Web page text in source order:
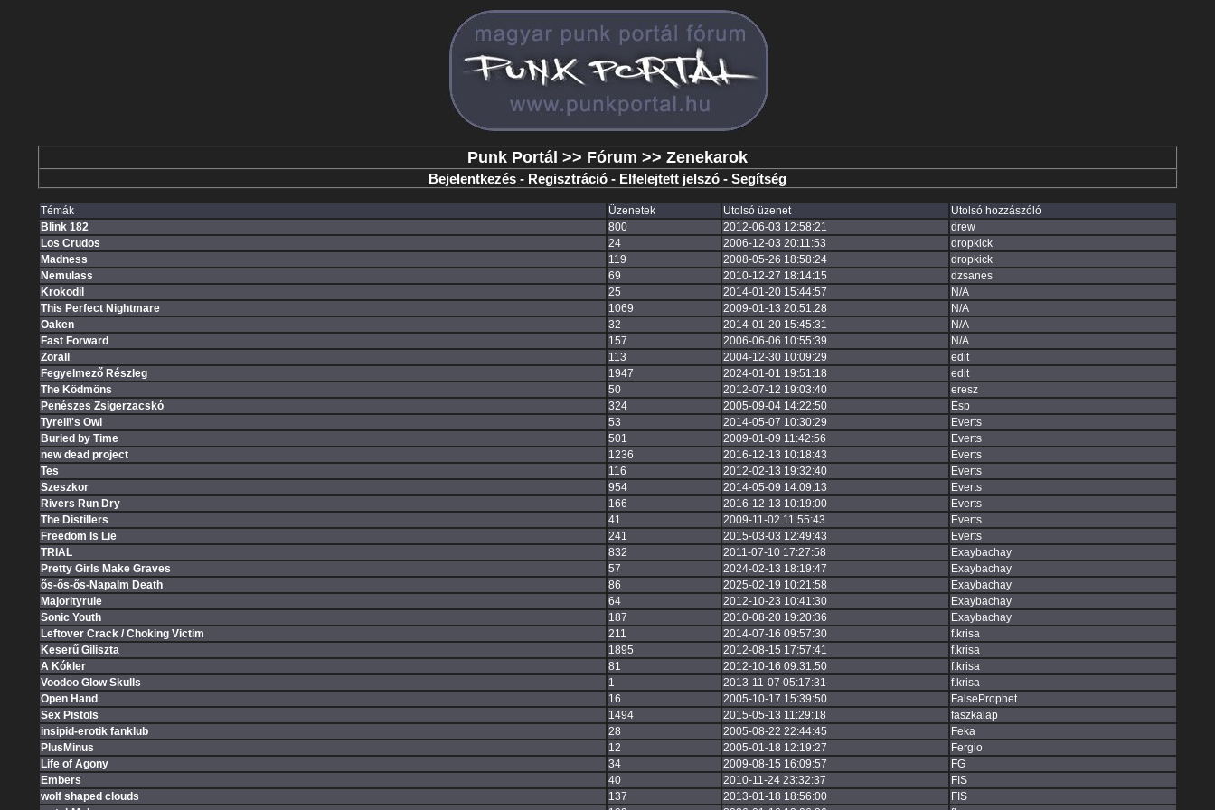
Punk Portál >> Fórum >> Zenekarok
Bejelentkezés - Regisztráció - Elfelejtett jelszó - Segítség
Témák Üzenetek Utolsó üzenet
Utolsó hozzászóló
Blink 182
800 2012-06-03 12:58:21
drew
Los Crudos
24 2006-12-03 20:11:53
dropkick
Madness
119 2008-05-26 18:58:24
dropkick
Nemulass
69 2010-12-27 18:14:15
dzsanes
Krokodil
25 2014-01-20 15:44:57
N/A
This Perfect Nightmare
1069 2009-01-13 20:51:28
N/A
Oaken
32 2014-01-20 15:45:31
N/A
Fast Forward
157 2006-06-06 10:55:39
N/A
Zorall
113 2004-12-30 10:09:29
edit
Fegyelmező Részleg
1947 2024-01-01 19:51:18
edit
The Ködmöns
50 2012-07-12 19:03:40
eresz
Penészes Zsigerzacskó
324 2005-09-04 14:22:50
Esp
Tyrell\'s Owl
53 2014-05-07 10:30:29
Everts
Buried by Time
501 2009-01-09 11:42:56
Everts
new dead project
1236 2016-12-13 10:18:43
Everts
Tes
116 2012-02-13 19:32:40
Everts
Szeszkor
954 2014-05-09 14:09:13
Everts
Rivers Run Dry
166 2016-12-13 10:19:00
Everts
The Distillers
41 2009-11-02 11:55:43
Everts
Freedom Is Lie
241 2015-03-03 12:49:43
Everts
TRIAL
832 2011-07-10 17:27:58
Exaybachay
Pretty Girls Make Graves
57 2024-02-13 18:19:47
Exaybachay
ős-ős-ős-Napalm Death
86 2025-02-19 10:21:58
Exaybachay
Majorityrule
64 2012-10-23 10:41:30
Exaybachay
Sonic Youth
187 2010-08-20 19:20:36
Exaybachay
Leftover Crack / Choking Victim
211 2014-07-16 09:57:30
f.krisa
Keserű Giliszta
1895 2012-08-15 17:57:41
f.krisa
A Kókler
81 2012-10-16 09:31:50
f.krisa
Voodoo Glow Skulls
1 2013-11-07 05:17:31
f.krisa
Open Hand
16 2005-10-17 15:39:50
FalseProphet
Sex Pistols
1494 2015-05-13 11:29:18
faszkalap
insipid-erotik fanklub
28 2005-08-22 22:44:45
Feka
PlusMinus
12 2005-01-18 12:19:27
Fergio
Life of Agony
34 2009-08-15 16:09:57
FG
Embers
40 2010-11-24 23:32:37
FIS
wolf shaped clouds
137 2013-01-18 18:56:00
FIS